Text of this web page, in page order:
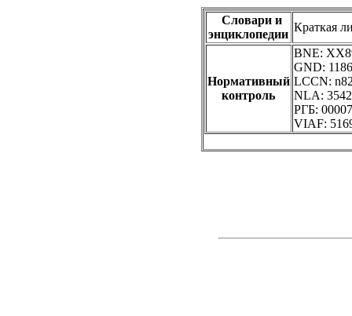
Словари и
энциклопедии
Краткая
Нормативный
контроль
BNE:
GND:
LCCN:
NLA:
РГБ:
VIAF: